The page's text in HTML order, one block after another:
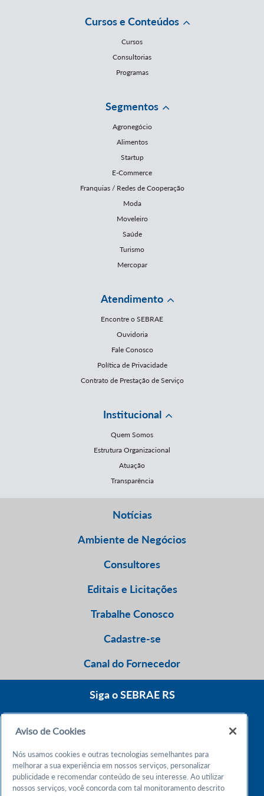
Cursos e Conteúdos
Cursos
Consultorias
Programas
Segmentos
Agronegócio
Alimentos
Startup
E-Commerce
Franquias / Redes de Cooperação
Moda
Moveleiro
Saúde
Turismo
Mercopar
Atendimento
Encontre o SEBRAE
Ouvidoria
Fale Conosco
Política de Privacidade
Contrato de Prestação de Serviço
Institucional
Quem Somos
Estrutura Organizacional
Atuação
Transparência
Notícias
Ambiente de Negócios
Consultores
Editais e Licitações
Trabalhe Conosco
Cadastre-se
Canal do Fornecedor
Siga o SEBRAE RS
Atendimento 24h
Chame no WhatsApp
Aviso de Cookies
Nós usamos cookies e outras tecnologias semelhantes para
melhorar a sua experiência em nossos serviços, personalizar
publicidade e recomendar conteúdo de seu interesse. Ao utilizar
nossos serviços, você concorda com tal monitoramento descrito